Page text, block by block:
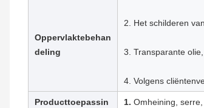
Laat een bericht
We bellen je snel
Oppervlaktebehan
deling
2. Het schilderen
3. Transparante
4. Volgens
Producttoepassin
1. Omheining,